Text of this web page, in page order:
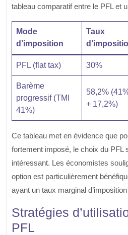
tableau comparatif entre le PFL et
Mode
d’imposition
Taux
PFL (flat tax) 30%
Barème
progressif (TMI
41%)
58,2%
+ 17,2%)
Ce tableau met en évidence que
fortement imposé, le choix du PFL
intéressant. Les économistes
option est particulièrement
ayant un taux marginal
Stratégies
PFL